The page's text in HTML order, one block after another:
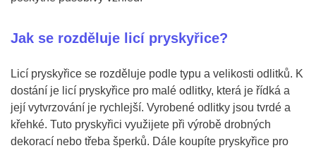
Jak se rozděluje licí pryskyřice?
Licí pryskyřice se rozděluje podle typu a velikosti odlitků. K
dostání je licí pryskyřice pro malé odlitky, která je řídká a
její vytvrzování je rychlejší. Vyrobené odlitky jsou tvrdé a
křehké. Tuto pryskyřici využijete při výrobě drobných
dekorací nebo třeba šperků. Dále koupíte pryskyřice pro